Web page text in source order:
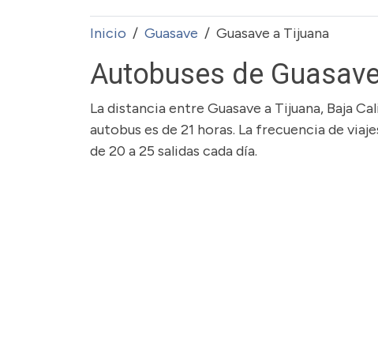
Inicio Guasave Guasave a Tijuana
Autobuses de
La distancia entre Guasave a Tijuana, Baja
autobus es de 21 horas. La frecuencia de
de 20 a 25 salidas cada día.